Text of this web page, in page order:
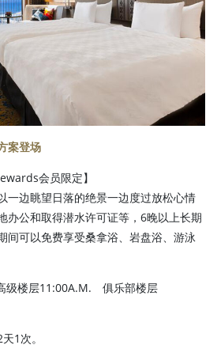
案登场
会员限定】
一边眺望日落的绝景一边度过放松心情
办公和取得潜水许可证等，6晚以上长期
间可以免费享受桑拿浴、岩盘浴、游泳
级楼层11:00A.M. 俱乐部楼层
1次。